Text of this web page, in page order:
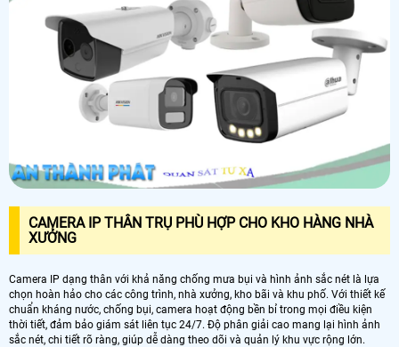
CAMERA IP THÂN TRỤ PHÙ HỢP CHO KHO HÀNG NHÀ
XƯỞNG
Camera IP dạng thân với khả năng chống mưa bụi và hình ảnh sắc nét là lựa
chọn hoàn hảo cho các công trình, nhà xưởng, kho bãi và khu phố. Với thiết kế
chuẩn kháng nước, chống bụi, camera hoạt động bền bỉ trong mọi điều kiện
thời tiết, đảm bảo giám sát liên tục 24/7. Độ phân giải cao mang lại hình ảnh
sắc nét, chi tiết rõ ràng, giúp dễ dàng theo dõi và quản lý khu vực rộng lớn.